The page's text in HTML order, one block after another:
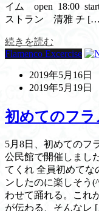
イム open 18:00
ストラン 清雅 チ
続きを読む
Flamenco Excercise
2019年5月16日
2019年5月19日
初めてのフ
5月8日、初めてのフ
公民館で開催しまし
てくれ 全員初めてな
ンしたのに楽しそう
わせて踊れる。これ
が伝わる、そんなレ